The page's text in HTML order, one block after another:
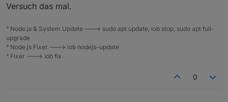
Versuch das mal.
° Node.js & System Update ---> sudo apt update, iob stop, sudo apt full-
upgrade
° Node.js Fixer ---> iob nodejs-update
° Fixer ---> iob fix
0